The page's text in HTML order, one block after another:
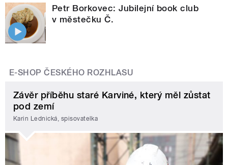
Petr Borkovec: Jubilejní book club
v městečku Č.
E-SHOP ČESKÉHO ROZHLASU
Závěr příběhu staré Karviné, který měl zůstat
pod zemí
Karin Lednická, spisovatelka